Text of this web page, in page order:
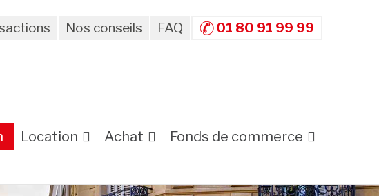
Nos conseils FAQ 01 80 91 99 99
Location Achat Fonds de commerce